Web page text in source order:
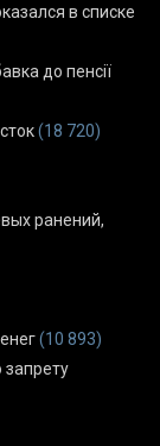
в списке
до пенсії
(18 720)
ранений,
(10 893)